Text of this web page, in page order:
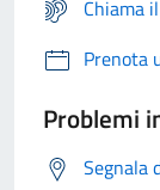
Chiama
Prenota
Problemi
Segnala